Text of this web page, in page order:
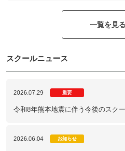
一覧を見る
スクールニュース
2026.07.29 重要
令和8年熊本地震に伴う今後のスク
2026.06.04 お知らせ